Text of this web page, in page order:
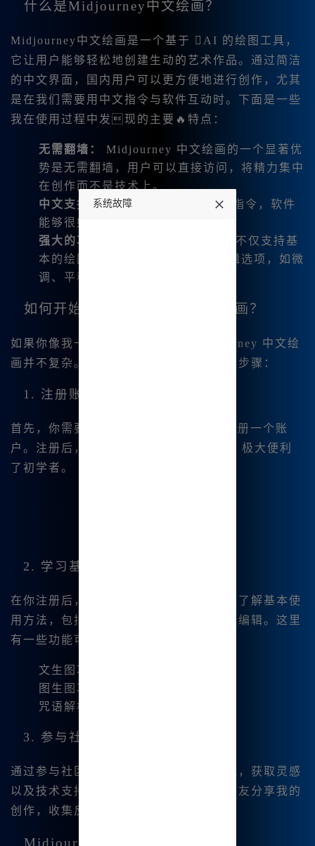
什么是Midjourney中文绘画？
Midjourney中文绘画是一个基于 AI 的绘图工具，
它让用户能够轻松地创建生动的艺术作品。通过简洁
的中文界面，国内用户可以更方便地进行创作，尤其
是在我们需要用中文指令与软件互动时。下面是一些
我在使用过程中发现的主要🔥特点：
无需翻墙：
Midjourney 中文绘画的一个显著优
势是无需翻墙，用户可以直接访问，将精力集中
在创作而不是技术上。
中文支持：我们可以使用中文输入指令，软件
能够很好地理解并转化为图像。
强大的功能：
Midjourney中文绘画不仅支持基
本的绘图功能，还包含了丰富的编辑选项，如微
调、平移和局部重绘。
如何开始使用Midjourney中文绘画？
如果你像我一样是个新手，使用 Midjourney 中文绘
画并不复杂。以下是一些让你快速上手的步骤：
1. 注册账户
首先，你需要访问
🔥 注册一个账
户。注册后，你将|获得免费的使用权限，极大便利
了初学者。
2. 学习基础功能
在你注册后，可以通过系统提供的教程来了解基本使
用方法，包括如何输入提示语和进行简单编辑。这里
有一些功能可以尝试：
文生图功能
图生图功能
咒语解析
3. 参与社区与交流
通过参与社区，你可以与其他艺术家交流，获取灵感
以及技术支持。我经常在社交媒体上与朋友分享我的
创作，收集反馈，从中不断改进。
Midjourney中文绘画的核心优势
系统故障